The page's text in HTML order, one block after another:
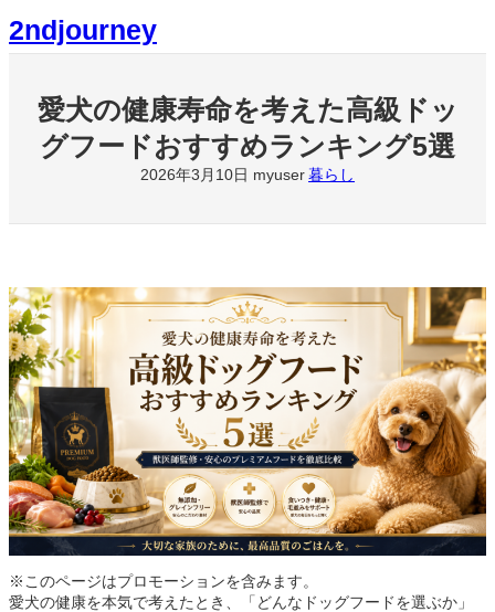
内
容
2ndjourney
愛犬の健康寿命を考えた高級ドッ
グフードおすすめランキング5選
2026年3月10日 myuser 暮らし
※このページはプロモーションを含みます。
愛犬の健康を本気で考えたとき、「どんなドッグフードを選ぶか」